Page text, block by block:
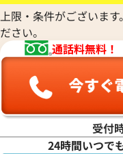
上限・条件がございま
ださい。
通話料無料！
受付
24時間いつで